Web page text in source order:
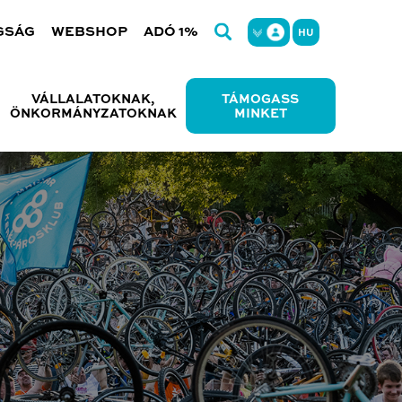
WEBSHOP ADÓ 1% HU
VÁLLALATOKNAK,
ÖNKORMÁNYZATOKNAK
TÁMOGASS
MINKET